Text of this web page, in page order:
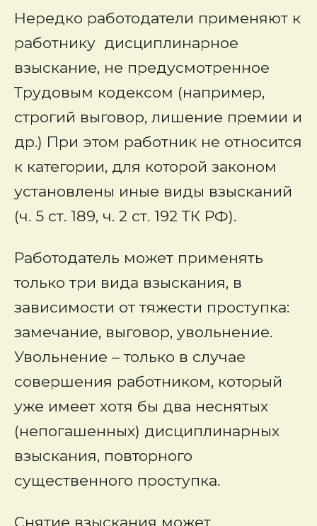
Нередко работодатели применяют к
работнику дисциплинарное
взыскание, не предусмотренное
Трудовым кодексом (например,
строгий выговор, лишение премии и
др.) При этом работник не относится
к категории, для которой законом
установлены иные виды взысканий
(ч. 5 ст. 189, ч. 2 ст. 192 ТК РФ).
Работодатель может применять
только три вида взыскания, в
зависимости от тяжести проступка:
замечание, выговор, увольнение.
Увольнение – только в случае
совершения работником, который
уже имеет хотя бы два неснятых
(непогашенных) дисциплинарных
взыскания, повторного
существенного проступка.
Снятие взыскания может